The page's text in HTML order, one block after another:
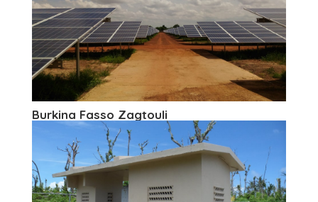
Burkina Fasso Zagtouli